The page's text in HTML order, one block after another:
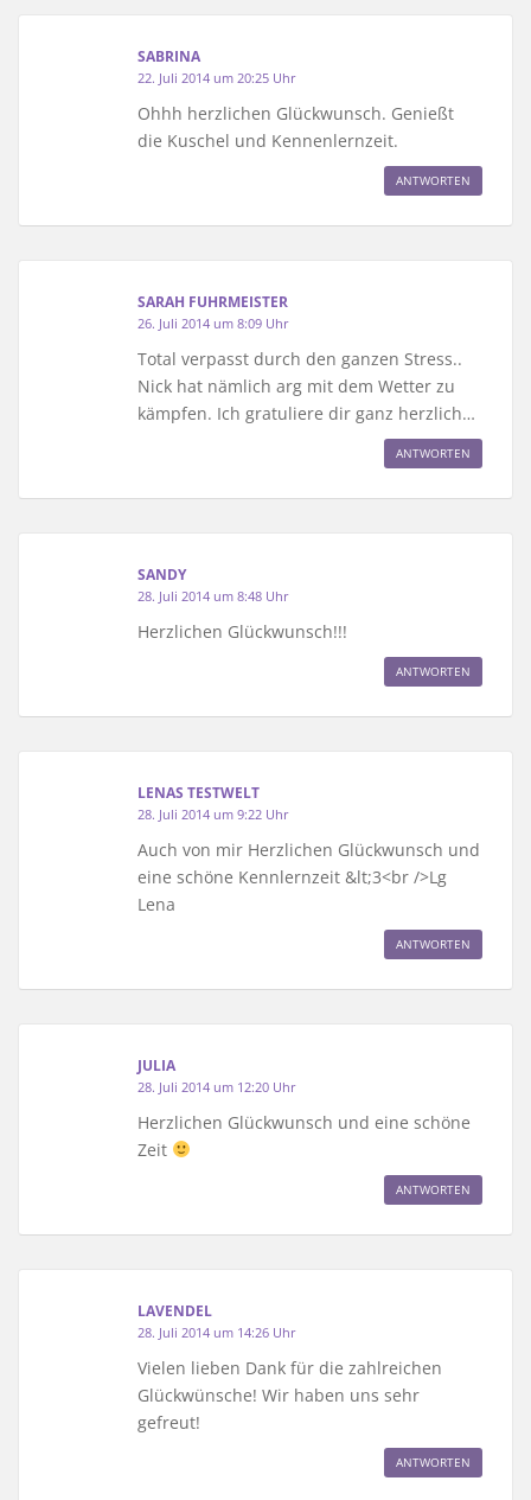
SABRINA
22. Juli 2014 um 20:25 Uhr
Ohhh herzlichen Glückwunsch. Genießt
die Kuschel und Kennenlernzeit.
ANTWORTEN
SARAH FUHRMEISTER
26. Juli 2014 um 8:09 Uhr
Total verpasst durch den ganzen Stress..
Nick hat nämlich arg mit dem Wetter zu
kämpfen. Ich gratuliere dir ganz herzlich…
ANTWORTEN
SANDY
28. Juli 2014 um 8:48 Uhr
Herzlichen Glückwunsch!!!
ANTWORTEN
LENAS TESTWELT
28. Juli 2014 um 9:22 Uhr
Auch von mir Herzlichen Glückwunsch und
eine schöne Kennlernzeit &lt;3<br />Lg
Lena
ANTWORTEN
JULIA
28. Juli 2014 um 12:20 Uhr
Herzlichen Glückwunsch und eine schöne
Zeit
ANTWORTEN
LAVENDEL
28. Juli 2014 um 14:26 Uhr
Vielen lieben Dank für die zahlreichen
Glückwünsche! Wir haben uns sehr
gefreut!
ANTWORTEN